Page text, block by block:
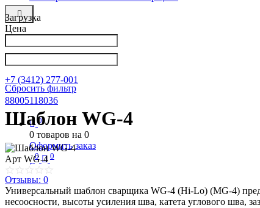
Написать в Телеграм
+7 (3412) 277-001
88005118036
0
0 товаров на 0
Оформить заказ
0 0
Загрузка
Цена
Сбросить фильтр
Шаблон WG-4
Арт WG-4
Отзывы: 0
Универсальный шаблон сварщика WG-4 (Hi-Lo) (MG-4)
несоосности, высоты усиления шва, катета углового шва,